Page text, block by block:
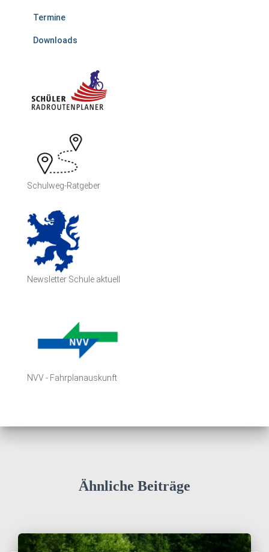
Termine
Downloads
Schulweg-Ratgeber
Newsletter Schule aktuell
NVV - Fahrplanauskunft
Ähnliche Beiträge